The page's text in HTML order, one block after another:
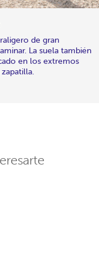
de gran
La suela también
en los extremos